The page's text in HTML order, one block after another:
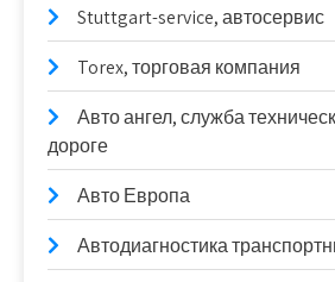
Stuttgart-service, автосервис
Torex, торговая компания
Авто ангел, служба
дороге
Авто Европа
Автодиагностика